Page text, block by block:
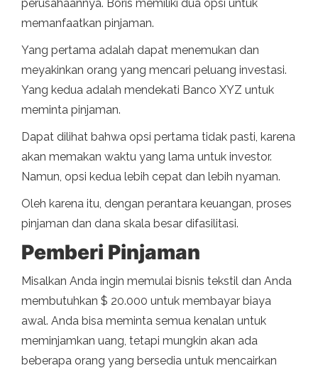
perusahaannya. Boris memiliki dua opsi untuk
memanfaatkan pinjaman.
Yang pertama adalah dapat menemukan dan
meyakinkan orang yang mencari peluang investasi.
Yang kedua adalah mendekati Banco XYZ untuk
meminta pinjaman.
Dapat dilihat bahwa opsi pertama tidak pasti, karena
akan memakan waktu yang lama untuk investor.
Namun, opsi kedua lebih cepat dan lebih nyaman.
Oleh karena itu, dengan perantara keuangan, proses
pinjaman dan dana skala besar difasilitasi.
Pemberi Pinjaman
Misalkan Anda ingin memulai bisnis tekstil dan Anda
membutuhkan $ 20.000 untuk membayar biaya
awal. Anda bisa meminta semua kenalan untuk
meminjamkan uang, tetapi mungkin akan ada
beberapa orang yang bersedia untuk mencairkan